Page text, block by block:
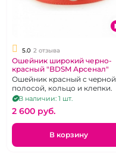
5.0 2 отзыва
Ошейник широкий черно-
красный "BDSM Арсенал"
Ошейник красный с черной
полосой, кольцо и клепки.
В наличии: 1 шт.
2 600 pуб.
В корзину